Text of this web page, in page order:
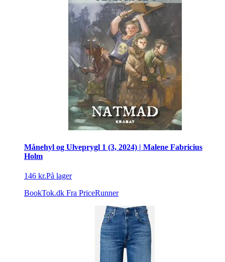
Månehyl og Ulveprygl 1 (3, 2024) | Malene Fabricius
Holm
146 kr.På lager
BookTok.dk Fra PriceRunner